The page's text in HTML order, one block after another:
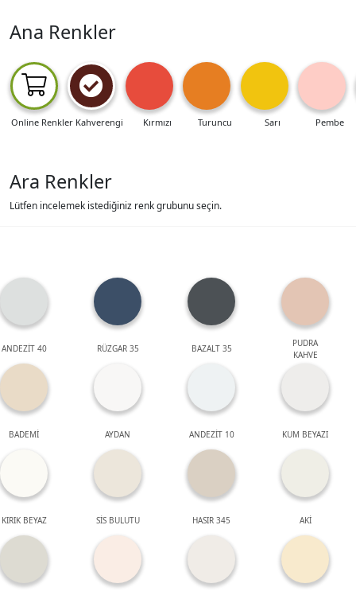
Ana Renkler
Online Renkler Kahverengi Kırmızı Turuncu Sarı Pembe
Ara Renkler
Lütfen incelemek istediğiniz renk grubunu seçin.
ANDEZİT 40 RÜZGAR 35 BAZALT 35
PUDRA
KAHVE
BADEMİ AYDAN ANDEZİT 10 KUM BEYAZI
KIRIK BEYAZ SİS BULUTU HASIR 345 AKİ